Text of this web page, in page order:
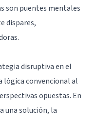
son puentes mentales
dispares,
disruptiva en el
lógica convencional al
opuestas. En
una solución, la